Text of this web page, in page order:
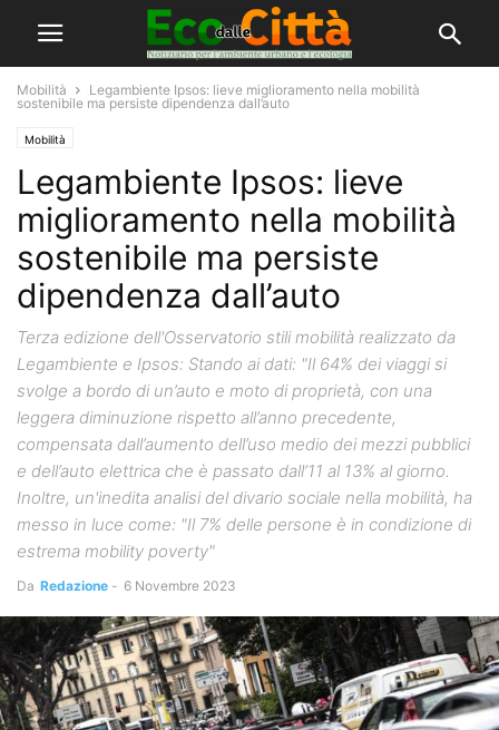
Mobilità
Legambiente Ipsos: lieve miglioramento nella mobilità
sostenibile ma persiste dipendenza dall’auto
Mobilità
Legambiente Ipsos: lieve
miglioramento nella mobilità
sostenibile ma persiste
dipendenza dall’auto
Terza edizione dell'Osservatorio stili mobilità realizzato da
Legambiente e Ipsos: Stando ai dati: "Il 64% dei viaggi si
svolge a bordo di un’auto e moto di proprietà, con una
leggera diminuzione rispetto all’anno precedente,
compensata dall’aumento dell’uso medio dei mezzi pubblici
e dell’auto elettrica che è passato dall’11 al 13% al giorno.
Inoltre, un'inedita analisi del divario sociale nella mobilità, ha
messo in luce come: "Il 7% delle persone è in condizione di
estrema mobility poverty"
Da Redazione - 6 Novembre 2023